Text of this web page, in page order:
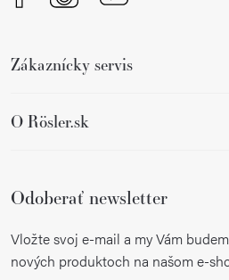
Zákaznícky servis
O Rösler.sk
Odoberať newsletter
Vložte svoj e-mail a my Vám
nových produktoch na našom e-